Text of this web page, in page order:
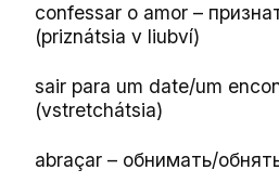
confessar o amor –
(priznátsia v liubví)
sair para um date/um
(vstretchátsia)
abraçar – обнимать/